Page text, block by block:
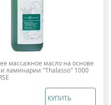
массажное масло на основе
и ламинарии "Thalasso" 1000
КУПИТЬ